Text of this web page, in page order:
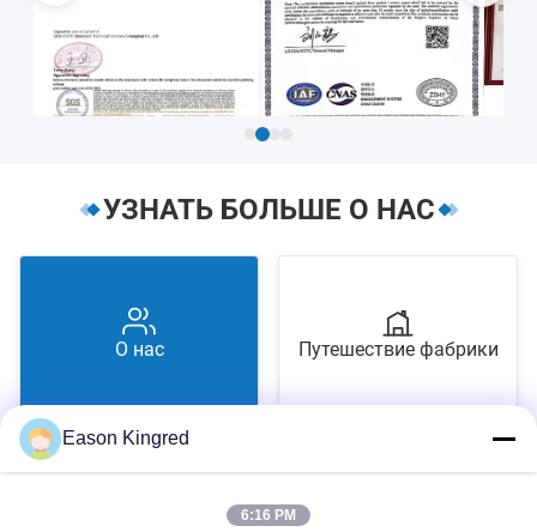
УЗНАТЬ БОЛЬШЕ О НАС
О нас Путешествие фабрики
Eason Kingred
6:16 PM